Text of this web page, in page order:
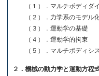
（１）．マルチボディダイ
（２）．力学系のモデル
（３）．運動学の基礎
（４）．運動学的拘束
（５）．マルチボディシ
２．機械の動力学と運動方程